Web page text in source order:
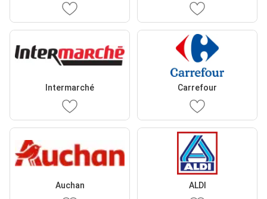
Intermarché Carrefour
Auchan ALDI